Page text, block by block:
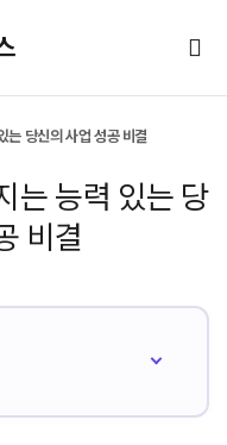
는 당신의 사업 성공 비결
는 능력 있는 당
비결